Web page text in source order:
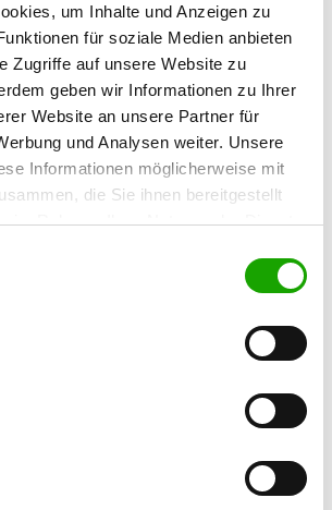
um Inhalte und Anzeigen zu
für soziale Medien anbieten
Zugriffe auf unsere Website zu
geben wir Informationen zu Ihrer
Website an unsere Partner für
und Analysen weiter. Unsere
Informationen möglicherweise mit
die Sie ihnen bereitgestellt
im Rahmen Ihrer Nutzung der Dienste
unsere Webseite weiterhin nutzen.
32
Str.
im Sommer: